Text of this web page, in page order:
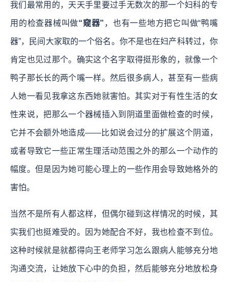
我们最常用的，天天手里要过手无数次的那一个妇科的专
用的检查器械叫做“窥器” ，也有一些地方把它叫做“鸭嘴
器”，民间大家取的一个俗名。你不是也在妇产科转过，你
肯定也见过那个。确实这个名字取得挺形象的，就像一个
鸭子那长长的两个嘴一样。然后很多病人，甚至有一些病
人她一看见我拿这东西她就害怕。其实对于有性生活的女
性来说，把那么一个器械插入到阴道里面做检查的时候，
它并不会额外地造成——比如说会过分的扩展这个阴道，
或者导致它一些正常生理活动范围之外的那么一个动作的
幅度。但是因为她可能心理上的一些作用会导致她格外的
害怕。
当然不是所有人都这样，但偶尔碰到这样情况的时候，其
实我们也挺难受的。因为她配合不好，我也检查不到位。
这种时候就是就都得向王老师学习怎么跟病人能够充分地
沟通交流，让她放下心中的负担，然后能够充分地放松身